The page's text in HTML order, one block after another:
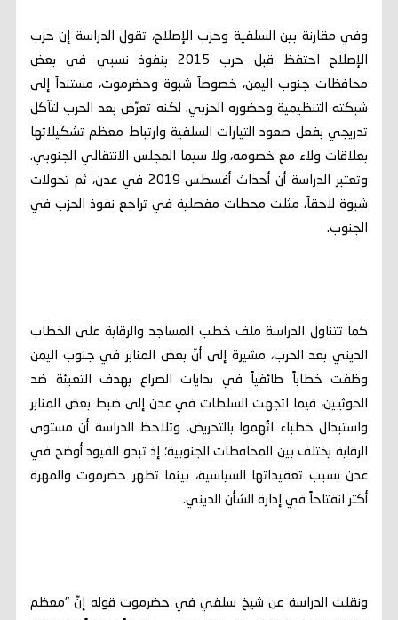
وفي مقارنة بين السلفية وحزب الإصلاح، تقول الدراسة إن حزب
الإصلاح احتفظ قبل حرب 2015 بنفوذ نسبي في بعض
محافظات جنوب اليمن، خصوصاً شبوة وحضرموت، مستنداً إلى
شبكته التنظيمية وحضوره الحزبي. لكنه تعرّض بعد الحرب لتآكل
تدريجي بفعل صعود التيارات السلفية وارتباط معظم تشكيلاتها
بعلاقات ولاء مع خصومه، ولا سيما المجلس الانتقالي الجنوبي.
وتعتبر الدراسة أن أحداث أغسطس 2019 في عدن، ثم تحولات
شبوة لاحقاً، مثلت محطات مفصلية في تراجع نفوذ الحزب في
الجنوب.
كما تتناول الدراسة ملف خطب المساجد والرقابة على الخطاب
الديني بعد الحرب، مشيرة إلى أنّ بعض المنابر في جنوب اليمن
وظفت خطاباً طائفياً في بدايات الصراع بهدف التعبئة ضد
الحوثيين، فيما اتجهت السلطات في عدن إلى ضبط بعض المنابر
واستبدال خطباء اتُهموا بالتحريض. وتلاحظ الدراسة أن مستوى
الرقابة يختلف بين المحافظات الجنوبية؛ إذ تبدو القيود أوضح في
عدن بسبب تعقيداتها السياسية، بينما تظهر حضرموت والمهرة
أكثر انفتاحاً في إدارة الشأن الديني.
ونقلت الدراسة عن شيخ سلفي في حضرموت قوله إنّ "معظم